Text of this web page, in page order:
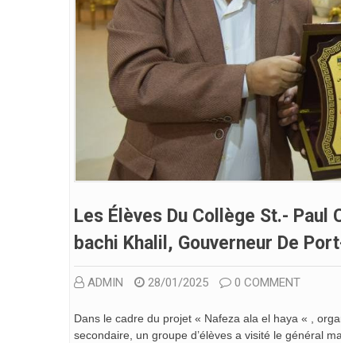
Les Élèves Du Collège St.-
Bachi Khalil, Gouverneur De
ADMIN 28/01/2025 0 COMMENT
Dans le cadre du projet « Nafeza ala el haya « ,
secondaire, un groupe d’élèves a visité le général